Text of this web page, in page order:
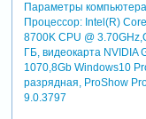
Параметры
Процессор: Intel(R)
8700K CPU @
ГБ, видеокарта NVIDIA
1070,8Gb Windows10
разрядная, ProShow
9.0.3797